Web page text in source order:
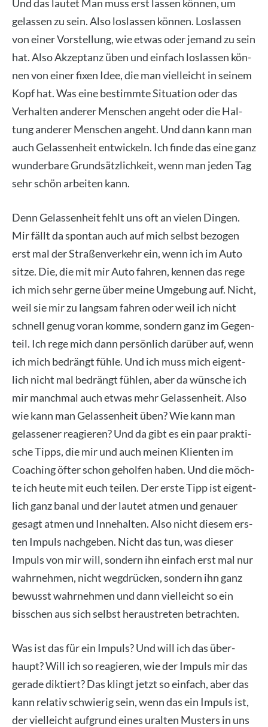
Und das lau­tet Man muss erst las­sen kön­nen, um
gelas­sen zu sein. Also los­las­sen kön­nen. Los­las­sen
von einer Vor­stel­lung, wie etwas oder jemand zu sein
hat. Also Akzep­tanz üben und ein­fach los­las­sen kön­
nen von einer fixen Idee, die man viel­leicht in sei­nem
Kopf hat. Was eine bestimm­te Situa­ti­on oder das
Ver­hal­ten ande­rer Men­schen angeht oder die Hal­
tung ande­rer Men­schen angeht. Und dann kann man
auch Gelas­sen­heit ent­wi­ckeln. Ich fin­de das eine ganz
wun­der­ba­re Grund­sätz­lich­keit, wenn man jeden Tag
sehr schön arbei­ten kann.
Denn Gelas­sen­heit fehlt uns oft an vie­len Din­gen.
Mir fällt da spon­tan auch auf mich selbst bezo­gen
erst mal der Stra­ßen­ver­kehr ein, wenn ich im Auto
sit­ze. Die, die mit mir Auto fah­ren, ken­nen das rege
ich mich sehr ger­ne über mei­ne Umge­bung auf. Nicht,
weil sie mir zu lang­sam fah­ren oder weil ich nicht
schnell genug vor­an kom­me, son­dern ganz im Gegen­
teil. Ich rege mich dann per­sön­lich dar­über auf, wenn
ich mich bedrängt füh­le. Und ich muss mich eigent­
lich nicht mal bedrängt füh­len, aber da wün­sche ich
mir manch­mal auch etwas mehr Gelas­sen­heit. Also
wie kann man Gelas­sen­heit üben? Wie kann man
gelas­se­ner reagie­ren? Und da gibt es ein paar prak­ti­
sche Tipps, die mir und auch mei­nen Kli­en­ten im
Coa­ching öfter schon gehol­fen haben. Und die möch­
te ich heu­te mit euch tei­len. Der ers­te Tipp ist eigent­
lich ganz banal und der lau­tet atmen und genau­er
gesagt atmen und Inne­hal­ten. Also nicht die­sem ers­
ten Impuls nach­ge­ben. Nicht das tun, was die­ser
Impuls von mir will, son­dern ihn ein­fach erst mal nur
wahr­neh­men, nicht weg­drü­cken, son­dern ihn ganz
bewusst wahr­neh­men und dann viel­leicht so ein
biss­chen aus sich selbst her­aus­tre­ten betrach­ten.
Was ist das für ein Impuls? Und will ich das über­
haupt? Will ich so reagie­ren, wie der Impuls mir das
gera­de dik­tiert? Das klingt jetzt so ein­fach, aber das
kann rela­tiv schwie­rig sein, wenn das ein Impuls ist,
der viel­leicht auf­grund eines uralten Mus­ters in uns